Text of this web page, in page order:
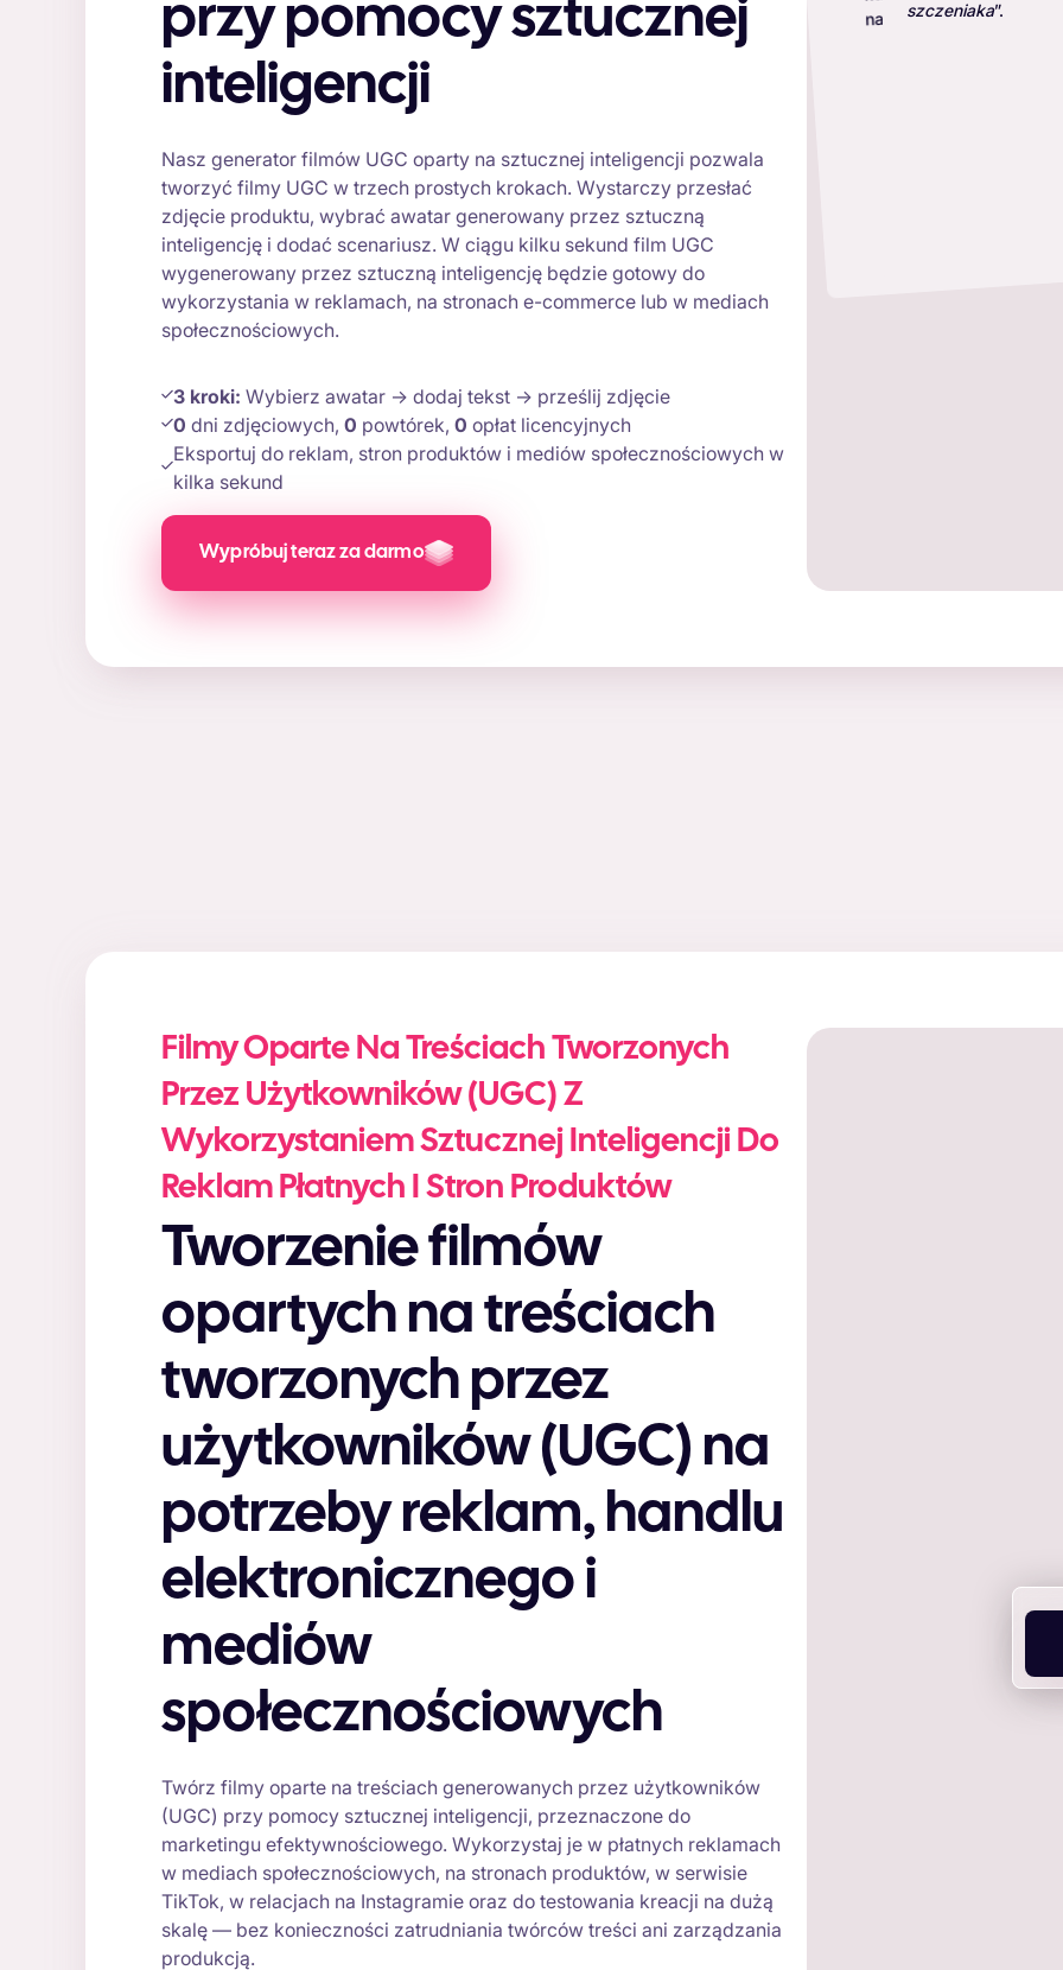
przy pomocy sztucznej
inteligencji
Nasz generator filmów UGC oparty na sztucznej inteligencji pozwala
tworzyć filmy UGC w trzech prostych krokach. Wystarczy przesłać
zdjęcie produktu, wybrać awatar generowany przez sztuczną
inteligencję i dodać scenariusz. W ciągu kilku sekund film UGC
wygenerowany przez sztuczną inteligencję będzie gotowy do
wykorzystania w reklamach, na stronach e-commerce lub w mediach
społecznościowych.
3 kroki: Wybierz awatar → dodaj tekst → prześlij zdjęcie
0 dni zdjęciowych,0 powtórek,0 opłat licencyjnych
Eksportuj do reklam, stron produktów i mediów społecznościowych w
kilka sekund
Wypróbuj teraz za darmo
naprawdę działa”.
szczeniaka”.
czysty dźwięk”.
Filmy Oparte Na Treściach Tworzonych
Przez Użytkowników (UGC) Z
Wykorzystaniem Sztucznej Inteligencji Do
Reklam Płatnych I Stron Produktów
Tworzenie filmów
opartych na treściach
tworzonych przez
użytkowników (UGC) na
potrzeby reklam, handlu
elektronicznego i
mediów
społecznościowych
Twórz filmy oparte na treściach generowanych przez użytkowników
(UGC) przy pomocy sztucznej inteligencji, przeznaczone do
marketingu efektywnościowego. Wykorzystaj je w płatnych reklamach
w mediach społecznościowych, na stronach produktów, w serwisie
TikTok, w relacjach na Instagramie oraz do testowania kreacji na dużą
skalę — bez konieczności zatrudniania twórców treści ani zarządzania
produkcją.